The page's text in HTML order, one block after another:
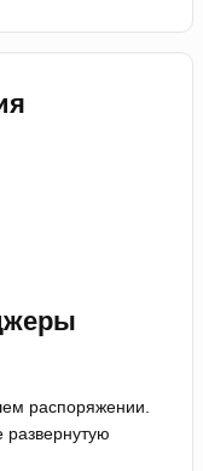
распоряжении.
развернутую